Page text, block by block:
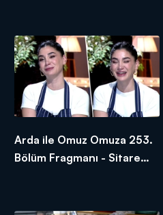
Arda ile Omuz Omuza 253.
Bölüm Fragmanı - Sitare